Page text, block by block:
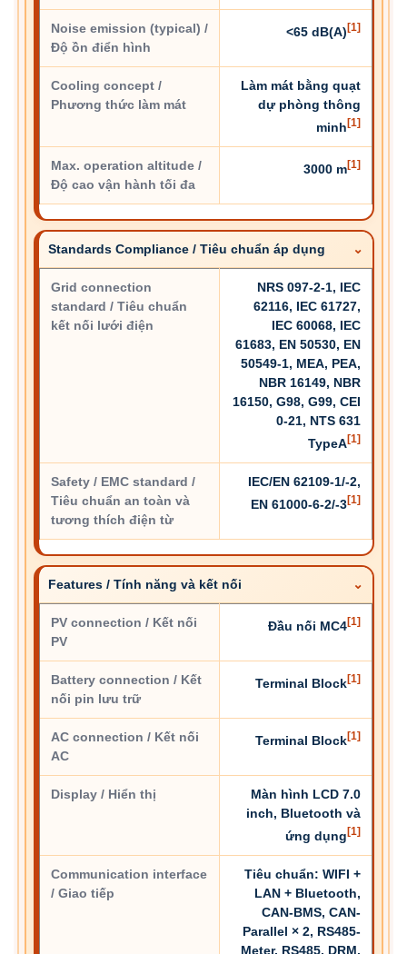
Noise emission (typical) /
Độ ồn điển hình
<65 dB(A) [1]
Cooling concept /
Phương thức làm mát
Làm mát bằng quạt
dự phòng thông
minh [1]
Max. operation altitude /
Độ cao vận hành tối đa
3000 m[1]
Standards Compliance / Tiêu chuẩn áp dụng
Grid connection
standard / Tiêu chuẩn
kết nối lưới điện
NRS 097-2-1, IEC
62116, IEC 61727,
IEC 60068, IEC
61683, EN 50530, EN
50549-1, MEA, PEA,
NBR 16149, NBR
16150, G98, G99, CEI
0-21, NTS 631
TypeA[1]
Safety / EMC standard /
Tiêu chuẩn an toàn và
tương thích điện từ
IEC/EN 62109-1/-2,
EN 61000-6-2/-3[1]
Features / Tính năng và kết nối
PV connection / Kết nối
PV
Đầu nối MC4[1]
Battery connection / Kết
nối pin lưu trữ
Terminal Block[1]
AC connection / Kết nối
AC
Terminal Block[1]
Display / Hiển thị
Màn hình LCD 7.0
inch, Bluetooth và
ứng dụng [1]
Communication interface
/ Giao tiếp
Tiêu chuẩn: WIFI +
LAN + Bluetooth,
CAN-BMS, CAN-
Parallel × 2, RS485-
Meter, RS485, DRM,